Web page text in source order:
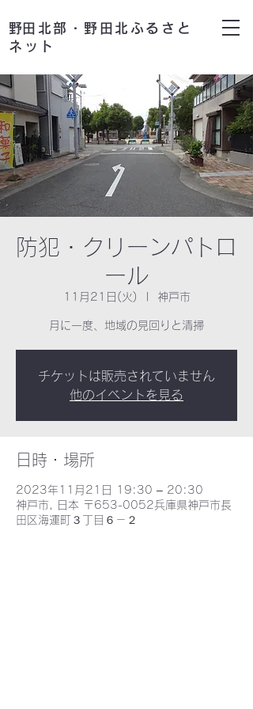
​野田北部・野田北ふるさと
ネット
防犯・クリーンパトロ
ール
11月21日(火) 神戸市
月に一度、地域の見回りと清掃
チケットは販売されていません
他のイベントを見る
日時・場所
2023年11月21日 19:30 – 20:30
神戸市, 日本 〒653-0052兵庫県神戸市長
田区海運町３丁目６－２